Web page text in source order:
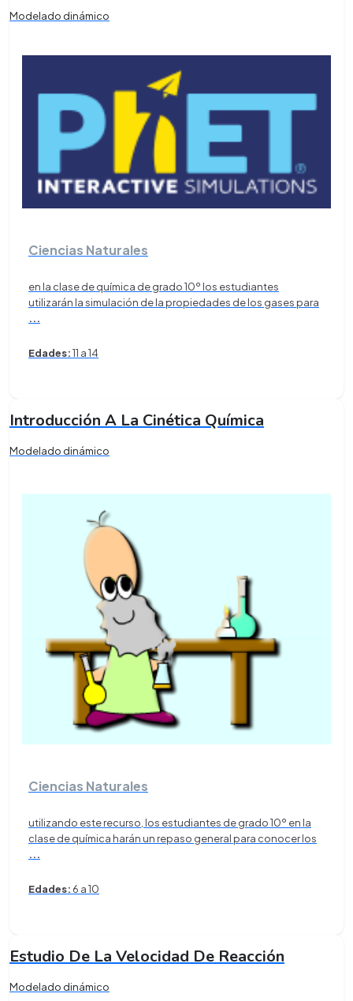
Modelado dinámico
Ciencias Naturales
en la clase de química de grado 10º los estudiantes
utilizarán la simulación de la propiedades de los gases para
...
Edades:11 a 14
Introducción A La Cinética Química
Modelado dinámico
Ciencias Naturales
utilizando este recurso, los estudiantes de grado 10º en la
clase de química harán un repaso general para conocer los
...
Edades: 6 a 10
Estudio De La Velocidad De Reacción
Modelado dinámico